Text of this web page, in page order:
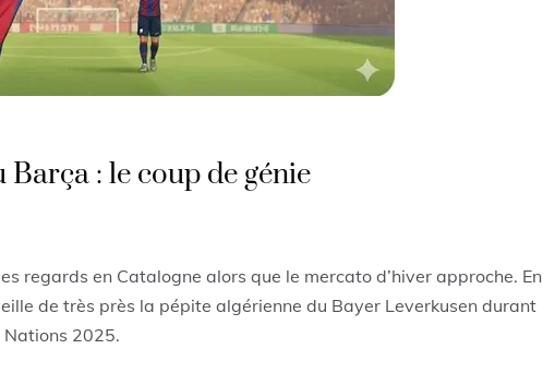
: le coup de génie
regards en Catalogne alors que le mercato d’hiver approche. En
de très près la pépite algérienne du Bayer Leverkusen durant
Nations 2025.